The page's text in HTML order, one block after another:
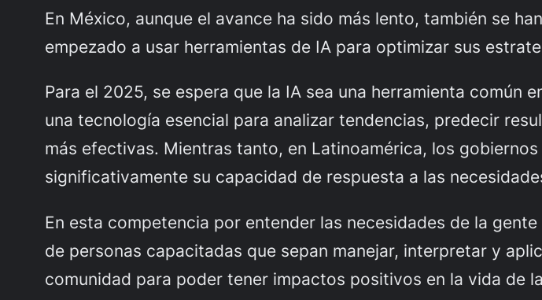
En México, aunque el avance ha sido más lento, también se
empezado a usar herramientas de IA para optimizar sus
Para el 2025, se espera que la IA sea una herramienta común
una tecnología esencial para analizar tendencias, predecir
más efectivas. Mientras tanto, en Latinoamérica, los
significativamente su capacidad de respuesta a las
En esta competencia por entender las necesidades de la
de personas capacitadas que sepan manejar, interpretar y
comunidad para poder tener impactos positivos en la vida de